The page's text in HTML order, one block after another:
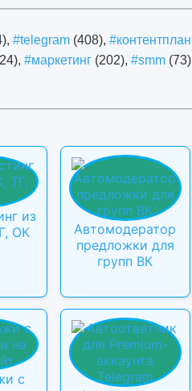
#telegram (408), #контентплан
#маркетинг (202), #smm (73)
из
ОК
Автомодератор
предложки для
групп ВК
с